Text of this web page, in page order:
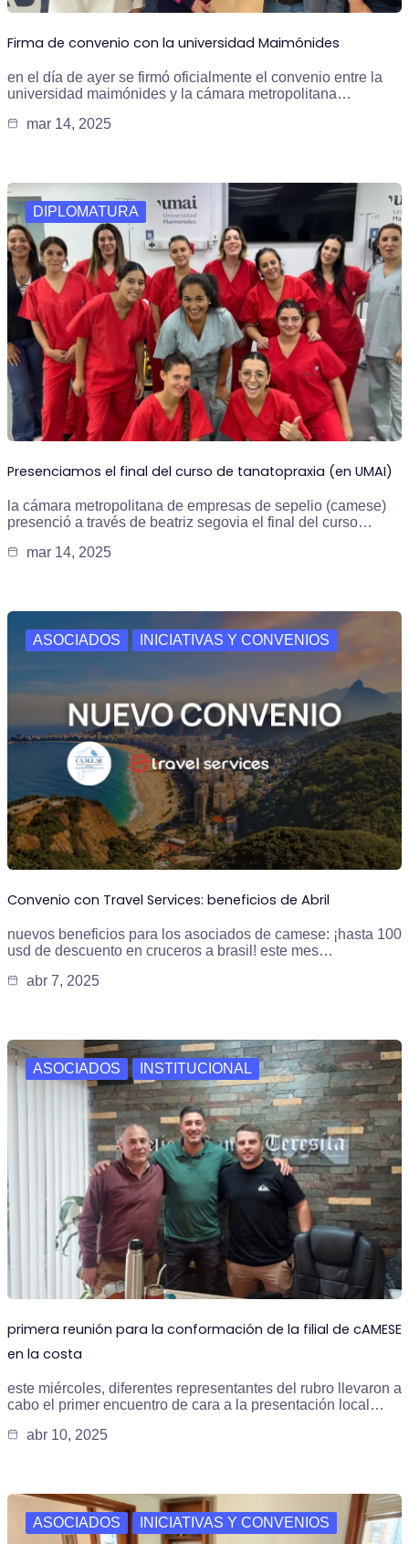
Firma de convenio con la universidad Maimónides
en el día de ayer se firmó oficialmente el convenio entre la
universidad maimónides y la cámara metropolitana…
mar 14, 2025
DIPLOMATURA
Presenciamos el final del curso de tanatopraxia (en UMAI)
la cámara metropolitana de empresas de sepelio (camese)
presenció a través de beatriz segovia el final del curso…
mar 14, 2025
ASOCIADOS INICIATIVAS Y CONVENIOS
Convenio con Travel Services: beneficios de Abril
nuevos beneficios para los asociados de camese: ¡hasta 100
usd de descuento en cruceros a brasil! este mes…
abr 7, 2025
ASOCIADOS INSTITUCIONAL
primera reunión para la conformación de la filial de cAMESE
en la costa
este miércoles, diferentes representantes del rubro llevaron a
cabo el primer encuentro de cara a la presentación local…
abr 10, 2025
ASOCIADOS INICIATIVAS Y CONVENIOS